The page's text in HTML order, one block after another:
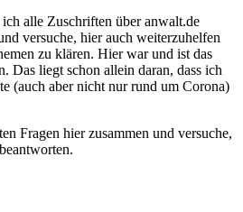
alle Zuschriften über anwalt.de
versuche, hier auch weiterzuhelfen
zu klären. Hier war und ist das
Das liegt schon allein daran, dass ich
(auch aber nicht nur rund um Corona)
Fragen hier zusammen und versuche,